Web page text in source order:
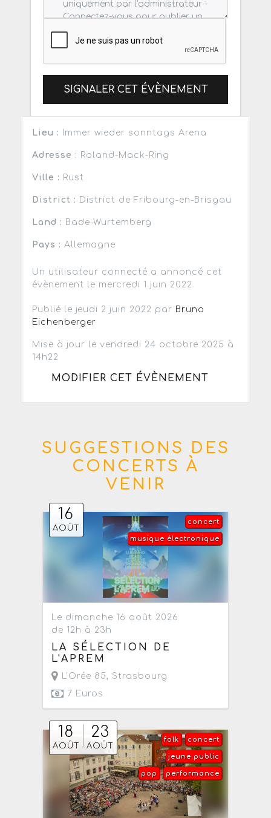
SIGNALER CET ÉVÈNEMENT
Lieu : Immer wieder sonntags Arena
Adresse : Roland-Mack-Ring
Ville : Rust
District : District de Fribourg-en-Brisgau
Land : Bade-Wurtemberg
Pays : Allemagne
Un utilisateur connecté a annoncé cet
évènement le mercredi 1 juin 2022
Publié le jeudi 2 juin 2022 par Bruno
Eichenberger
Mise à jour le vendredi 24 octobre 2025 à
14h22
MODIFIER CET ÉVÈNEMENT
SUGGESTIONS DES
CONCERTS À
VENIR
16
AOÛT
concert
musique électronique
Le dimanche 16 août 2026
de 12h à 23h
LA SÉLECTION DE
L'APREM
L'Orée 85, Strasbourg
7 Euros
18
AOÛT
23
AOÛT
concert
folk
jeune public
performance
pop